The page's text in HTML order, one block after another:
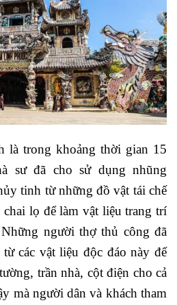
là trong khoảng thời gian 15
sư đã cho sử dụng nhũng
tinh từ những đồ vật tái chế
chai lọ để làm vật liệu trang trí
người thợ thủ công đã
các vật liệu độc đáo này để
trần nhà, cột điện cho cả
mà người dân và khách tham